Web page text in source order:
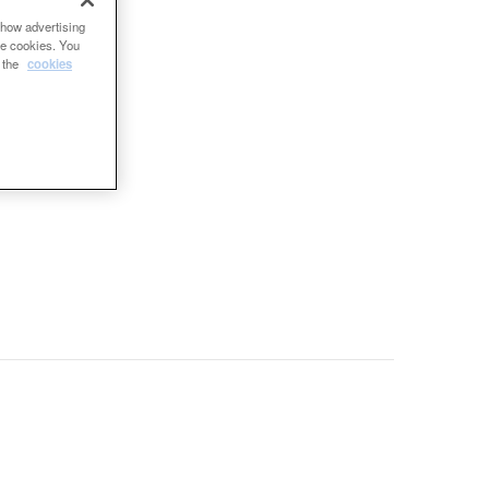
advertising
cookies. You
cookies